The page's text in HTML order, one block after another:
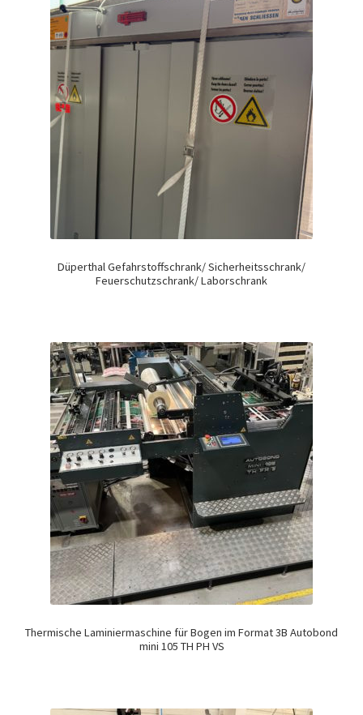
Düperthal Gefahrstoffschrank/ Sicherheitsschrank/
Feuerschutzschrank/ Laborschrank
Thermische Laminiermaschine für Bogen im Format 3B Autobond
mini 105 TH PH VS